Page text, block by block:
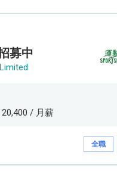
募中
20,400 / 月薪
全職